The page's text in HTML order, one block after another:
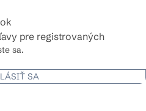
pre registrovaných
sa.
SA